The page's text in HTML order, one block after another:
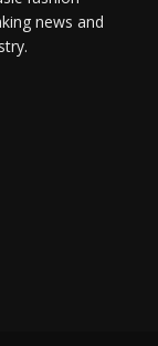
news and